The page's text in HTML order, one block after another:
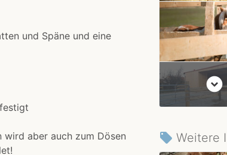
expand_circle_down
local_offer Weitere
und Späne und eine
wird aber auch zum Dösen